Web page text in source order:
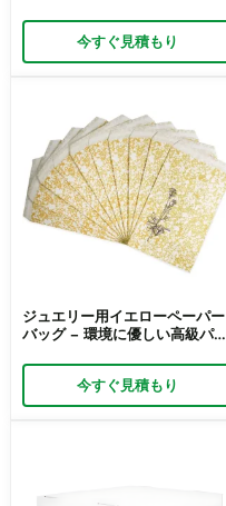
リッチパック
今すぐ見積もり
ジュエリー用イエローペーパー
バッグ – 環境に優しい高級パッ
ム
今すぐ見積もり